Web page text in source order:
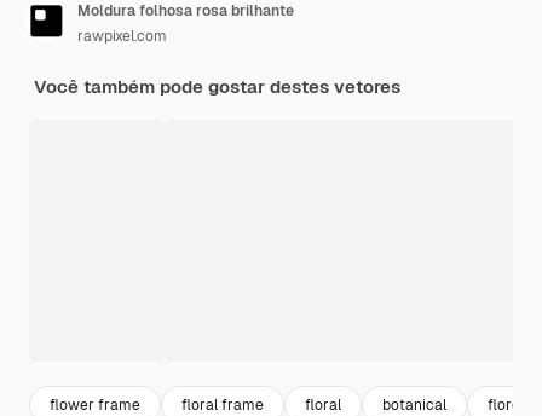
Moldura folhosa rosa brilhante
rawpixel.com
Você também pode gostar destes vetores
flower frame floral frame floral botanical flores